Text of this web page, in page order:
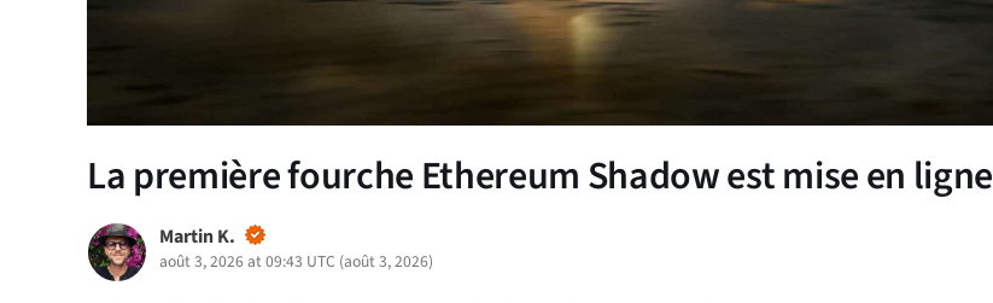
La première fourche Ethereum Shadow est mise en ligne
Martin K.
août 3, 2026 at 09:43 UTC (août 3, 2026)